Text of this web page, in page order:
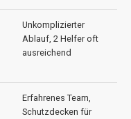
Unkomplizierter
Ablauf, 2 Helfer oft
ausreichend
Erfahrenes Team,
Schutzdecken für